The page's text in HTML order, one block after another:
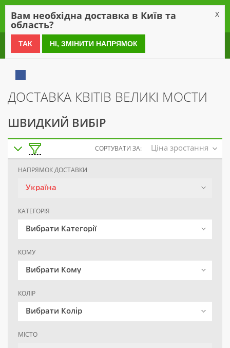
0 800 21 54 55
ДОСТАВКА КВІТІВ ВЕЛИКІ МОСТИ
ШВИДКИЙ ВИБІР
СОРТУВАТИ ЗА: Ціна зростання
НАПРЯМОК ДОСТАВКИ
Україна
КАТЕГОРІЯ
Вибрати Категорії
КОМУ
Вибрати Кому
КОЛІР
Вибрати Колір
МІСТО
Вам необхідна доставка в Київ та
область?
X
ТАК НІ, ЗМІНИТИ НАПРЯМОК